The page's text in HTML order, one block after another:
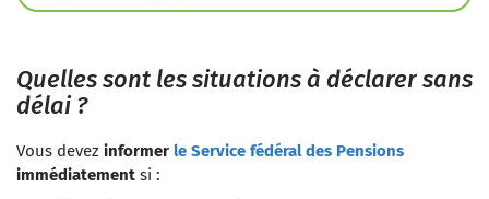
Quelles sont les situations à déclarer sans
délai ?
Vous devez informer le Service fédéral des Pensions
immédiatement si :